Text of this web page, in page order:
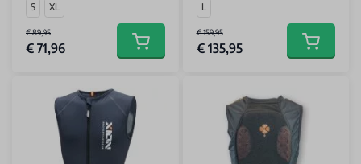
S
XL
€ 89,95
€ 71,96 Add to cart
L
€ 159,95
€ 135,95 Add to